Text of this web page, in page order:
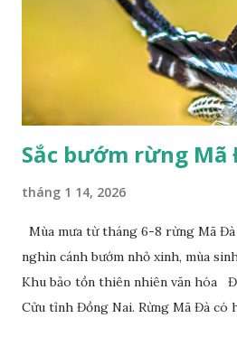
Sắc bướm rừng Mã
tháng 1 14, 2026
Mùa mưa từ tháng 6-8 rừng Mã
nghìn cánh bướm nhỏ xinh, mùa
Khu bảo tồn thiên nhiên văn hóa
Cửu tỉnh Đồng Nai. Rừng Mã Đà có